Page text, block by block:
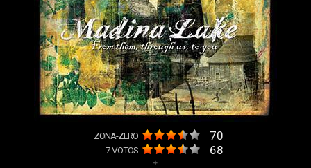
ZONA-ZERO 70
7VOTOS 68
+